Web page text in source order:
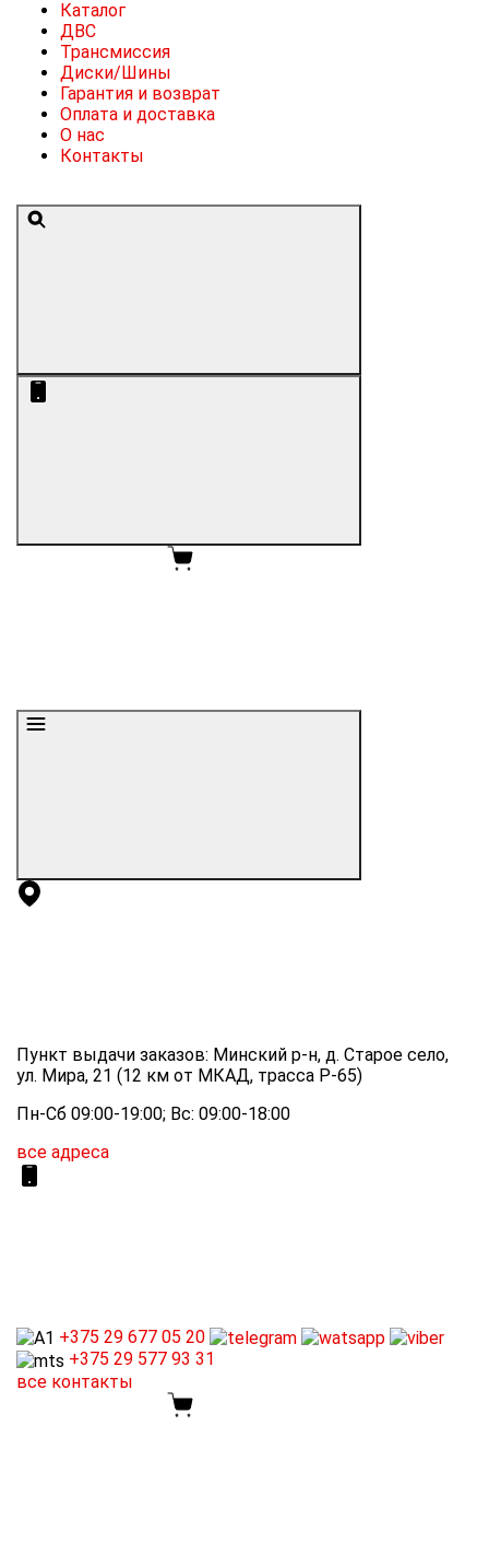
Каталог
ДВС
Трансмиссия
Диски/Шины
Гарантия и возврат
Оплата и доставка
О нас
Контакты
Пункт выдачи заказов: Минский р-н, д. Старое село,
ул. Мира, 21 (12 км от МКАД, трасса P-65)
Пн-Сб 09:00-19:00; Вс: 09:00-18:00
все адреса
+375 29 677 05 20
+375 29 577 93 31
все контакты